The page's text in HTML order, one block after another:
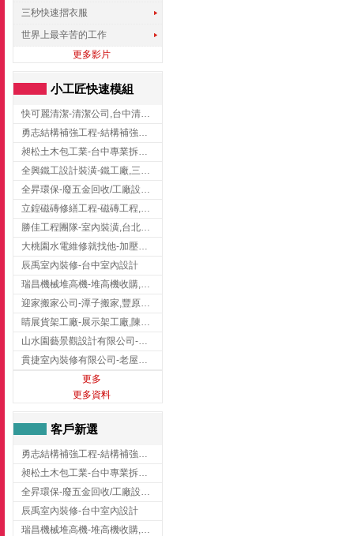
三秒快速摺衣服
世界上最辛苦的工作
更多影片
小工匠快速模組
快可麗清潔-清潔公司,台中清潔公司,台中居家清潔
勇志結構補強工程-結構補強工程 ,桃園結構補強工程,龍潭結構補強工程
昶松土木包工業-台中專業拆除工程/挖土機出租
全興鐵工設計裝潢-鐵工廠,三峽鐵工廠,台北鐵工廠
全昇環保-廢五金回收/工廠設備收購/機械設備回收/高價收購廠房設備
立鍠磁磚修繕工程-磁磚工程,磁磚修補,新竹磁磚工程
勝佳工程團隊-室內裝潢,台北房屋裝修,三重室內裝修
大桃園水電維修就找他-加壓馬達,抽水馬達,桃園水電行,中壢水電
辰禹室內裝修-台中室內設計
瑞昌機械堆高機-堆高機收購,新北市堆高機,桃園堆高機
迎家搬家公司-潭子搬家,豐原搬家,大雅搬家,大甲搬家,台中推薦搬家,台中搬家
睛展貨架工廠-展示架工廠,陳列架,台中展示架工廠
山水園藝景觀設計有限公司-景觀工程,景觀設計,新竹園藝工程,新竹景觀設計
貫捷室內裝修有限公司-老屋翻新工程,台中老屋翻新工程,台中舊屋翻新
更多
更多資料
客戶新選
勇志結構補強工程-結構補強工程 ,桃園結構補強工程,龍潭結構補強工程
昶松土木包工業-台中專業拆除工程/挖土機出租
全昇環保-廢五金回收/工廠設備收購/機械設備回收/高價收購廠房設備
辰禹室內裝修-台中室內設計
瑞昌機械堆高機-堆高機收購,新北市堆高機,桃園堆高機